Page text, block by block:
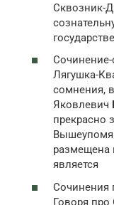
Сквозник-
Лягушка-
сомнения,
Яковлевич
прекрасно
размещена
является
Сочинения
Говоря про